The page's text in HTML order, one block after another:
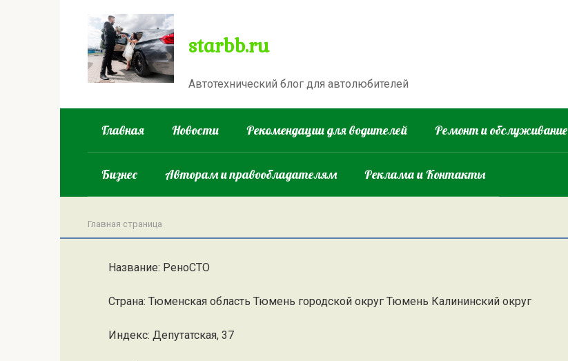
starbb.ru
Автотехнический блог для автолюбителей
Главная Новости Рекомендации для водителей Ремонт и обслуживание
Бизнес Авторам и правообладателям Реклама и Контакты
Главная страница
Название: РеноСТО
Страна: Тюменская область Тюмень городской округ Тюмень Калининский округ
Индекс: Депутатская, 37